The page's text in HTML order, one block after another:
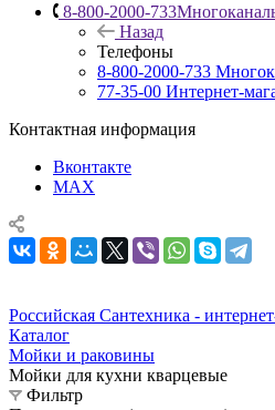
8-800-2000-733
Назад
Телефоны
8-800-2000-733
77-35-00 Интернет-
Контактная информация
Вконтакте
MAX
Российская Сантехника -
Каталог
Мойки и раковины
Мойки для кухни кварцевые
Фильтр